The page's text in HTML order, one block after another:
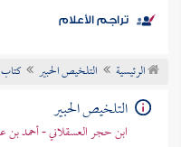
موضوعي
تراجم الأعلام
الرئيسية التلخيص الحبير
التلخيص الحبير
ابن حجر العسقلاني - أحمد بن